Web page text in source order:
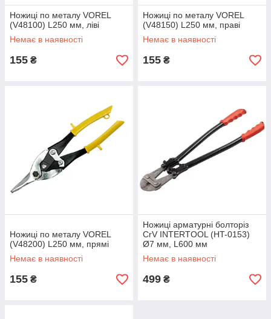
Ножиці по металу VOREL
(V48100) L250 мм, ліві
Немає в наявності
155 ₴
Ножиці по металу VOREL
(V48150) L250 мм, праві
Немає в наявності
155 ₴
Ножиці по металу VOREL
(V48200) L250 мм, прямі
Немає в наявності
155 ₴
Ножиці арматурні болторіз
CrV INTERTOOL (HT-0153)
Ø7 мм, L600 мм
Немає в наявності
499 ₴